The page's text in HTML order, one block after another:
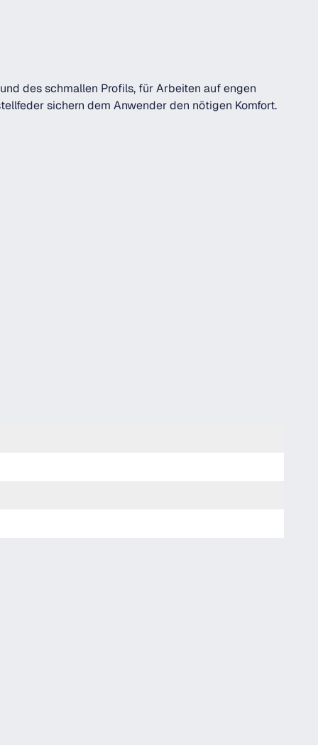
des schmallen Profils, für Arbeiten auf engen
sichern dem Anwender den nötigen Komfort.